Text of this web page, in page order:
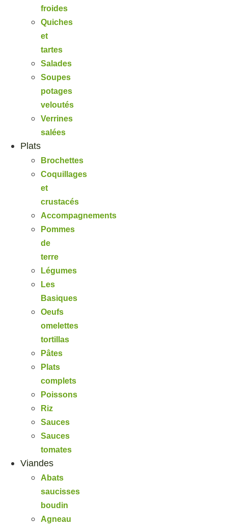
froides
Quiches
et
tartes
Salades
Soupes
potages
veloutés
Verrines
salées
Plats
Brochettes
Coquillages
et
crustacés
Accompagnements
Pommes
de
terre
Légumes
Les
Basiques
Oeufs
omelettes
tortillas
Pâtes
Plats
complets
Poissons
Riz
Sauces
Sauces
tomates
Viandes
Abats
saucisses
boudin
Agneau